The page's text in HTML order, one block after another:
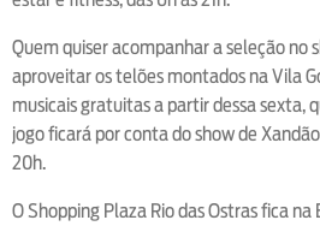
Quem quiser acompanhar a seleção no
aproveitar os telões montados na Vila
musicais gratuitas a partir dessa sexta,
jogo ficará por conta do show de
20h.
O Shopping Plaza Rio das Ostras fica na